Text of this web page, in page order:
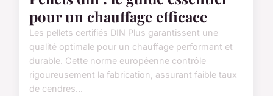
pour un chauffage efficace
Les pellets certifiés DIN Plus garantissent une
qualité optimale pour un chauffage performant et
durable. Cette norme européenne contrôle
rigoureusement la fabrication, assurant faible taux
de cendres...